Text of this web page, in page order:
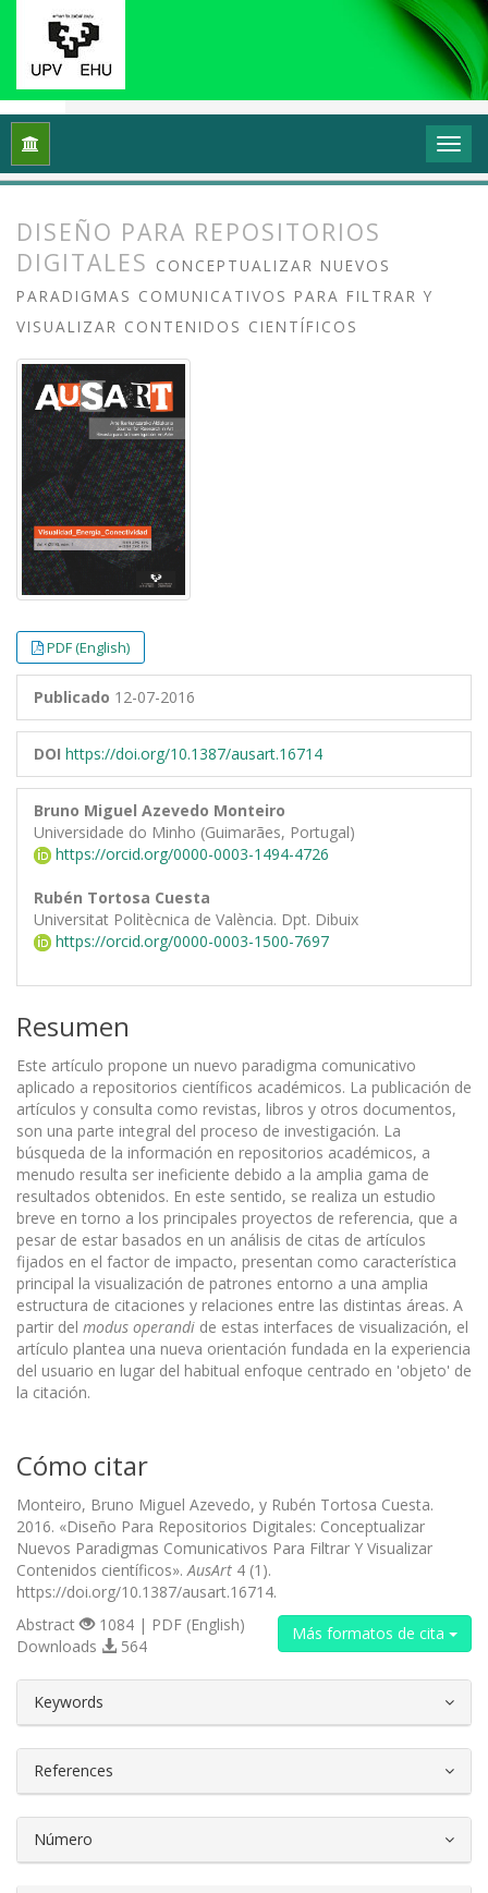
Inicio Vol. 4 Núm. 1 (2016): Visualidad, energía,
DISEÑO PARA REPOSITORIOS
DIGITALES CONCEPTUALIZAR NUEVOS
PARADIGMAS COMUNICATIVOS PARA FILTRAR Y
VISUALIZAR CONTENIDOS CIENTÍFICOS
PDF (English)
Publicado 12-07-2016
DOI https://doi.org/10.1387/ausart.16714
Bruno Miguel Azevedo Monteiro
Universidade do Minho (Guimarães, Portugal)
https://orcid.org/0000-0003-1494-4726
Rubén Tortosa Cuesta
Universitat Politècnica de València. Dpt. Dibuix
https://orcid.org/0000-0003-1500-7697
Resumen
Este artículo propone un nuevo paradigma comunicativo
aplicado a repositorios científicos académicos. La publicación de
artículos y consulta como revistas, libros y otros documentos,
son una parte integral del proceso de investigación. La
búsqueda de la información en repositorios académicos, a
menudo resulta ser ineficiente debido a la amplia gama de
resultados obtenidos. En este sentido, se realiza un estudio
breve en torno a los principales proyectos de referencia, que a
pesar de estar basados en un análisis de citas de artículos
fijados en el factor de impacto, presentan como característica
principal la visualización de patrones entorno a una amplia
estructura de citaciones y relaciones entre las distintas áreas. A
partir del modus operandi de estas interfaces de visualización, el
artículo plantea una nueva orientación fundada en la experiencia
del usuario en lugar del habitual enfoque centrado en 'objeto' de
la citación.
Cómo citar
Monteiro, Bruno Miguel Azevedo, y Rubén Tortosa Cuesta.
2016. «Diseño Para Repositorios Digitales: Conceptualizar
Nuevos Paradigmas Comunicativos Para Filtrar Y Visualizar
Contenidos científicos». AusArt 4 (1).
https://doi.org/10.1387/ausart.16714.
Más formatos de cita
Abstract
1084 | PDF (English)
Downloads
564
Keywords
References
Número